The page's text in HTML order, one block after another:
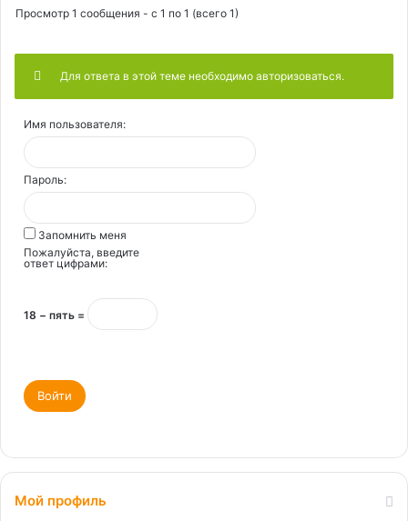
Просмотр 1 сообщения - с 1 по 1 (всего 1)
Для ответа в этой теме необходимо авторизоваться.
Имя пользователя:
Пароль:
Запомнить меня
Пожалуйста, введите
ответ цифрами:
18 − пять =
Войти
Мой профиль